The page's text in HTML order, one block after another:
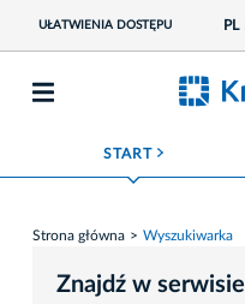
UŁATWIENIA DOSTĘPU PL
START ROZWIŃ MENU
Strona główna Wyszukiwarka
Znajdź w serwisie